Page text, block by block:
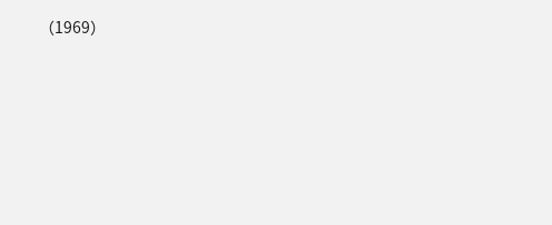
（1969）